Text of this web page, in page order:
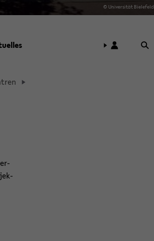
© Uni­ver­si­tät Bie­le­feld